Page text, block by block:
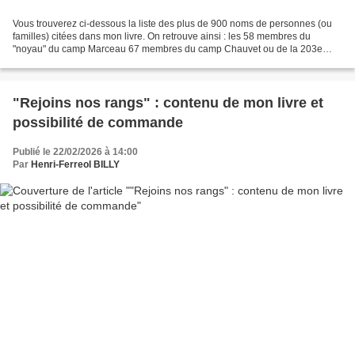
Vous trouverez ci-dessous la liste des plus de 900 noms de personnes (ou
familles) citées dans mon livre. On retrouve ainsi : les 58 membres du
"noyau" du camp Marceau 67 membres du camp Chauvet ou de la 203e
"Rejoins nos rangs" : contenu de mon livre et
possibilité de commande
Publié le 22/02/2026 à 14:00
Par Henri-Ferreol BILLY